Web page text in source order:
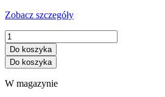
Zobacz szczegóły
Do koszyka
Do koszyka
W magazynie